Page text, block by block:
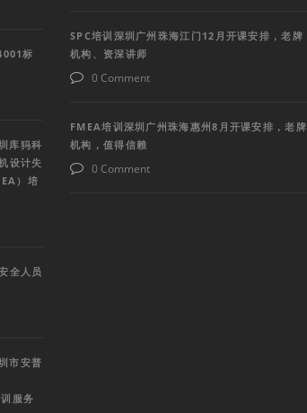
标
库犸科
设计失
）培
全人员
市安普
服务
SPC培训深圳广州珠海江门12月开课安排，老牌
机构、资深讲师
0 Comment
FMEA培训深圳广州珠海惠州8月开课安排，老牌
机构，值得信赖
0 Comment